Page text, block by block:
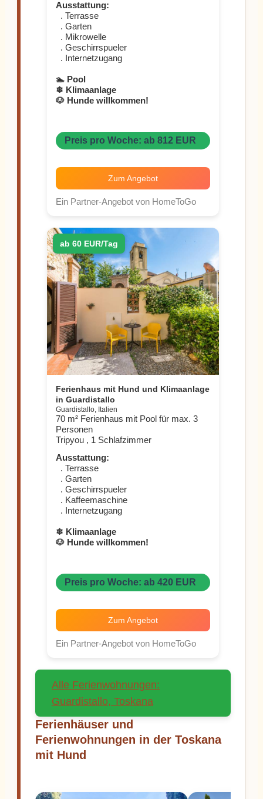
Ausstattung:
. Terrasse
. Garten
. Mikrowelle
. Geschirrspueler
. Internetzugang
🏊 Pool
❄ Klimaanlage
🐶 Hunde willkommen!
Preis pro Woche: ab 812 EUR
Zum Angebot
Ein Partner-Angebot von HomeToGo
ab 60 EUR/Tag
Ferienhaus mit Hund und Klimaanlage
in Guardistallo
Guardistallo, Italien
70 m² Ferienhaus mit Pool für max. 3
Personen
Tripyou , 1 Schlafzimmer
Ausstattung:
. Terrasse
. Garten
. Geschirrspueler
. Kaffeemaschine
. Internetzugang
❄ Klimaanlage
🐶 Hunde willkommen!
Preis pro Woche: ab 420 EUR
Zum Angebot
Ein Partner-Angebot von HomeToGo
Alle Ferienwohnungen:
Guardistallo, Toskana
Ferienhäuser und
Ferienwohnungen in der Toskana
mit Hund